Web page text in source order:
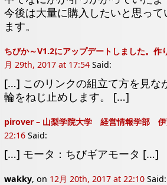
今後は大量に購入したいと思っ
ます。
ちびか～V1.2にアップデートしました。作
月 29th, 2017 at 17:54Said:
[…] このリンクの組立て方を見な
輪をねじ止めします。 […]
pirover – 山梨学院大学 経営情報学部 伊
22:16Said:
[…] モータ：ちびギアモータ […]
wakky, on 12月 20th, 2017 at 22:10Said: